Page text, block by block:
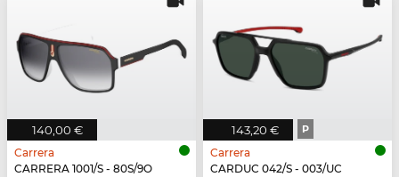
140,00 €
Carrera
CARRERA 1001/S - 80S/9O
143,20 € P
Carrera
CARDUC 042/S - 003/UC